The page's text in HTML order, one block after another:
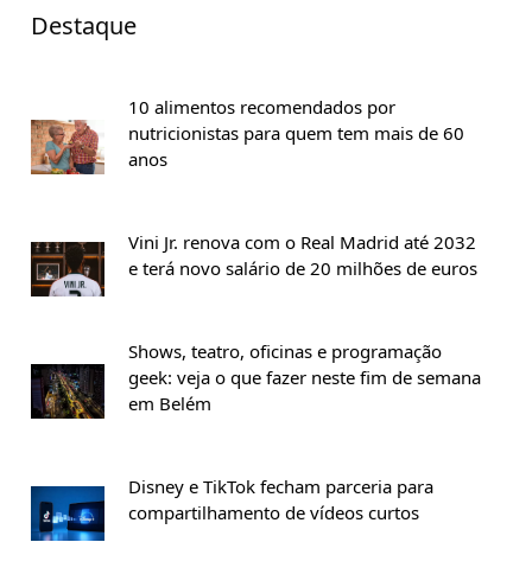
Destaque
10 alimentos recomendados por
nutricionistas para quem tem mais de 60
anos
Vini Jr. renova com o Real Madrid até 2032
e terá novo salário de 20 milhões de euros
Shows, teatro, oficinas e programação
geek: veja o que fazer neste fim de semana
em Belém
Disney e TikTok fecham parceria para
compartilhamento de vídeos curtos